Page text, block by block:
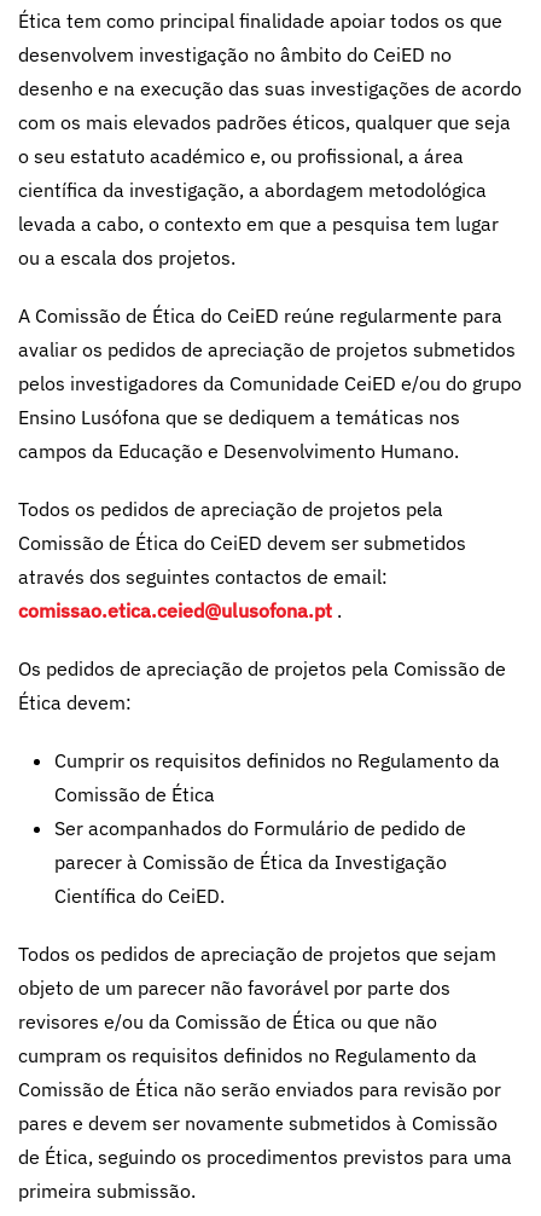
Ética tem como principal finalidade apoiar todos os que
desenvolvem investigação no âmbito do CeiED no
desenho e na execução das suas investigações de acordo
com os mais elevados padrões éticos, qualquer que seja
o seu estatuto académico e, ou profissional, a área
científica da investigação, a abordagem metodológica
levada a cabo, o contexto em que a pesquisa tem lugar
ou a escala dos projetos.
A Comissão de Ética do CeiED reúne regularmente para
avaliar os pedidos de apreciação de projetos submetidos
pelos investigadores da Comunidade CeiED e/ou do grupo
Ensino Lusófona que se dediquem a temáticas nos
campos da Educação e Desenvolvimento Humano.
Todos os pedidos de apreciação de projetos pela
Comissão de Ética do CeiED devem ser submetidos
através dos seguintes contactos de email:
comissao.etica.ceied@ulusofona.pt .
Os pedidos de apreciação de projetos pela Comissão de
Ética devem:
Cumprir os requisitos definidos no Regulamento da
Comissão de Ética
Ser acompanhados do Formulário de pedido de
parecer à Comissão de Ética da Investigação
Científica do CeiED.
Todos os pedidos de apreciação de projetos que sejam
objeto de um parecer não favorável por parte dos
revisores e/ou da Comissão de Ética ou que não
cumpram os requisitos definidos no Regulamento da
Comissão de Ética não serão enviados para revisão por
pares e devem ser novamente submetidos à Comissão
de Ética, seguindo os procedimentos previstos para uma
primeira submissão.